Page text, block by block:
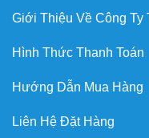
Giới Thiệu Về Công
Hình Thức Thanh Toán
Hướng Dẫn Mua Hàng
Liên Hệ Đặt Hàng